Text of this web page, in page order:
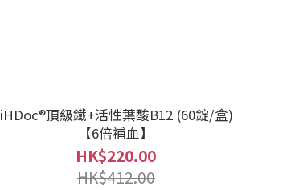
iHDoc®頂級鐵+活性葉酸B12 (60錠/盒)
【6倍補血】
HK$220.00
HK$412.00